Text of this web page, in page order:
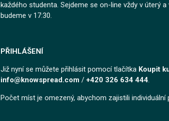
každého studenta. Sejdeme se on-line vždy v úterý
budeme v 17:30.
PŘIHLÁŠENÍ
Již nyní se můžete přihlásit pomocí tlačítka Koupit
info@knowspread.com/ +420 326 634 444.
Počet míst je omezený, abychom zajistili individuální